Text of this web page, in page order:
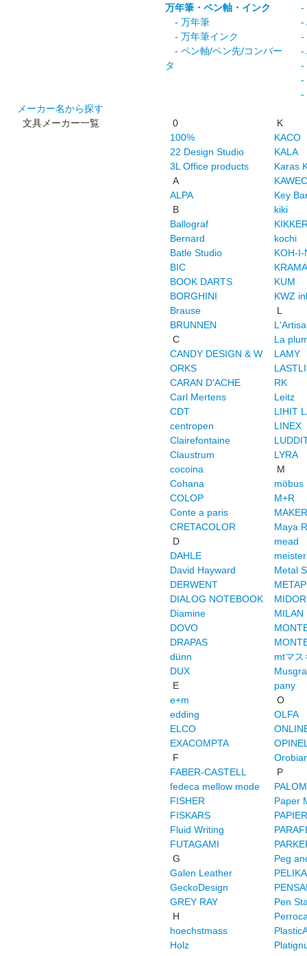
万年筆・ペン軸・インク
- 万年筆
- 万年筆インク
- ペン軸/ペン先/コンバー
タ
-
-
-
-
-
-
-
メーカー名から探す
文具メーカー一覧
0
100%
22 Design Studio
3L Office products
A
ALPA
B
Ballograf
Bernard
Batle Studio
BIC
BOOK DARTS
BORGHINI
Brause
BRUNNEN
C
CANDY DESIGN & W
ORKS
CARAN D'ACHE
Carl Mertens
CDT
centropen
Clairefontaine
Claustrum
cocoina
Cohana
COLOP
Conte a paris
CRETACOLOR
D
DAHLE
David Hayward
DERWENT
DIALOG NOTEBOOK
Diamine
DOVO
DRAPAS
dünn
DUX
E
e+m
edding
ELCO
EXACOMPTA
F
FABER-CASTELL
fedeca mellow mode
FISHER
FISKARS
Fluid Writing
FUTAGAMI
G
Galen Leather
GeckoDesign
GREY RAY
H
hoechstmass
Holz
K
KACO
KALA
Karas
Key
kiki
kochi
KOH-I-
KUM
KWZ
L
La
LAMY
RK
Leitz
LIHIT
LINEX
LYRA
M
möbus
M+R
Maya
mead
Metal
MILAN
mtマス
pany
O
OLFA
P
Paper
Peg
Pen